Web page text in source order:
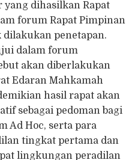
yang dihasilkan Rapat
forum Rapat Pimpinan
penetapan.
dalam forum
akan diberlakukan
Edaran Mahkamah
hasil rapat akan
sebagai pedoman bagi
Ad Hoc, serta para
tingkat pertama dan
lingkungan peradilan